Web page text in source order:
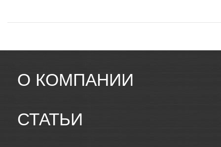
О КОМПАНИИ
СТАТЬИ